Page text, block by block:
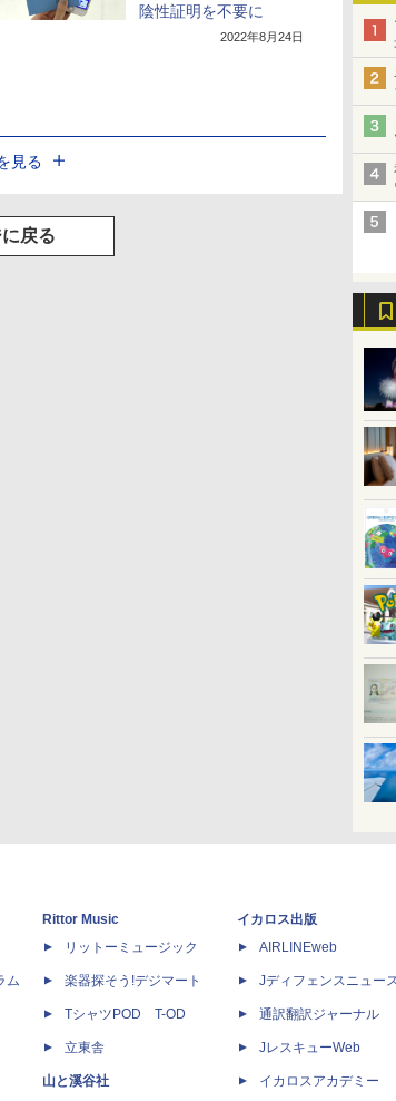
陰性証明を不要に
2022年8月24日
見る
に戻る
ム
Rittor Music
リットーミュージック
楽器探そう!デジマート
TシャツPOD T-OD
立東舎
山と溪谷社
イカロス出版
AIRLINEweb
Jディフェンスニュー
通訳翻訳ジャーナル
JレスキューWeb
イカロスアカデミー